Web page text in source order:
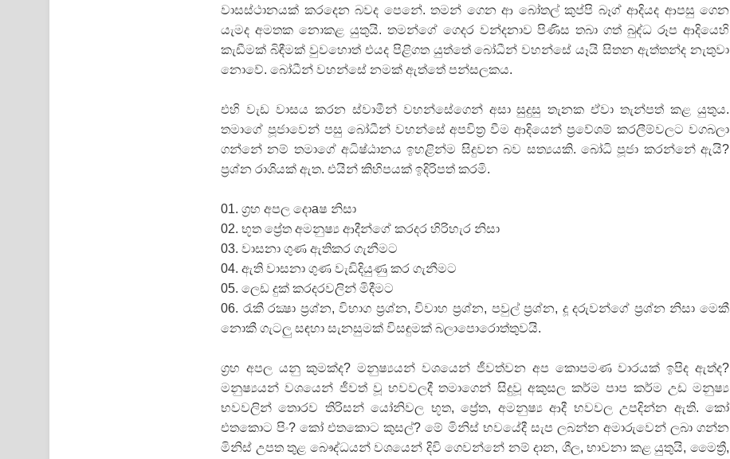
වාසස්‌ථානයක්‌ කරදෙන බවද පෙනේ. තමන් ගෙන ආ බෝතල් කුප්පි බෑග් ආදියද ආපසු ගෙන
යැමද අමතක නොකළ යුතුයි. තමන්ගේ ගෙදර වන්දනාව පිණිස තබා ගත් බුද්ධ රූප ආදියෙහි
කැඩීමක්‌ බිඳීමක්‌ වුවහොත් එයද පිළිගත යුත්තේ බෝධීන් වහන්සේ යෑයි සිතන ඇත්තන්ද නැතුවා
නොවේ. බෝධීන් වහන්සේ නමක්‌ ඇත්තේ පන්සලකය.
එහි වැඩ වාසය කරන ස්‌වාමීන් වහන්සේගෙන් අසා සුදුසු තැනක ඒවා තැන්පත් කළ යුතුය.
තමාගේ පූජාවෙන් පසු බෝධීන් වහන්සේ අපවිත්‍ර වීම ආදියෙන් ප්‍රවේශම් කරලීම්වලට වගබලා
ගන්නේ නම් තමාගේ අධිෂ්ඨානය ඉහළින්ම සිදුවන බව සත්‍යයකි. බෝධි පූජා කරන්නේ ඇයි?
ප්‍රශ්න රාශියක්‌ ඇත. එයින් කිහිපයක්‌ ඉදිරිපත් කරමි.
01. ග්‍රහ අපල දොaෂ නිසා
02. භූත ප්‍රේත අමනුෂ්‍ය ආදීන්ගේ කරදර හිරිහැර නිසා
03. වාසනා ගුණ ඇතිකර ගැනීමට
04. ඇති වාසනා ගුණ වැඩිදියුණු කර ගැනීමට
05. ලෙඩ දුක්‌ කරදරවලින් මිදීමට
06. රැකී රක්‍ෂා ප්‍රශ්න, විභාග ප්‍රශ්න, විවාහ ප්‍රශ්න, පවුල් ප්‍රශ්න, දූ දරුවන්ගේ ප්‍රශ්න නිසා මෙකී
නොකී ගැටලු සඳහා සැනසුමක්‌ විසඳුමක්‌ බලාපොරොත්තුවයි.
ග්‍රහ අපල යනු කුමක්‌ද? මනුෂ්‍යයන් වශයෙන් ජීවත්වන අප කොපමණ වාරයක්‌ ඉපිද ඇත්ද?
මනුෂ්‍යයන් වශයෙන් ජීවත් වූ භවවලදී තමාගෙන් සිදුවූ අකුසල කර්ම පාප කර්ම උඩ මනුෂ්‍ය
භවවලින් තොරව තිරිසන් යෝනිවල භූත, ප්‍රේත, අමනුෂ්‍ය ආදී භවවල උපදින්න ඇති. කෝ
එතකොට පිං? කෝ එතකොට කුසල්? මේ මිනිස්‌ භවයේදී සැප ලබන්න අමාරුවෙන් ලබා ගන්න
මිනිස්‌ උපත තුළ බෞද්ධයන් වශයෙන් දිවි ගෙවන්නේ නම් දාන, ශීල, භාවනා කළ යුතුයි, මෛත්‍රී,